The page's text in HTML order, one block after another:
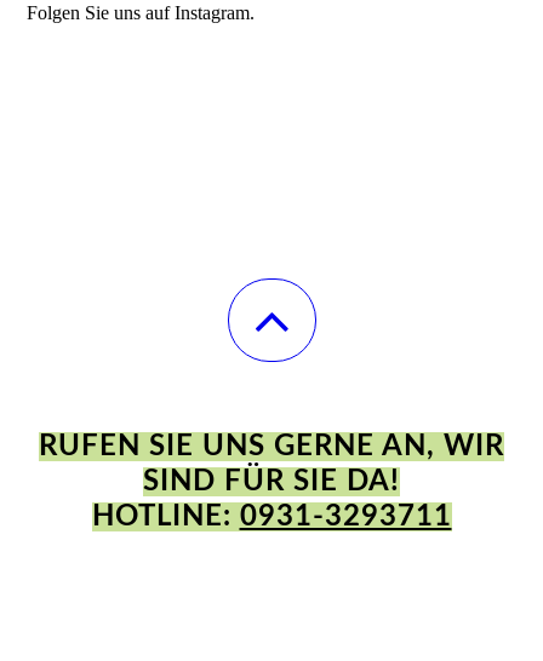
Folgen Sie uns auf Instagram.
RUFEN SIE UNS GERNE AN, WIR
SIND FÜR SIE DA!
HOTLINE: 0931-3293711